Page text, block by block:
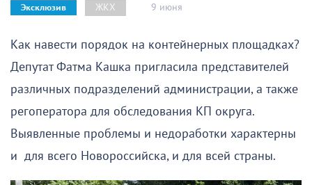
Эксклюзив ЖКХ 9 июня
Как навести порядок на контейнерных площадках?
Депутат Фатма Кашка пригласила представителей
различных подразделений администрации, а также
регоператора для обследования КП округа.
Выявленные проблемы и недоработки характерны
и для всего Новороссийска, и для всей страны.